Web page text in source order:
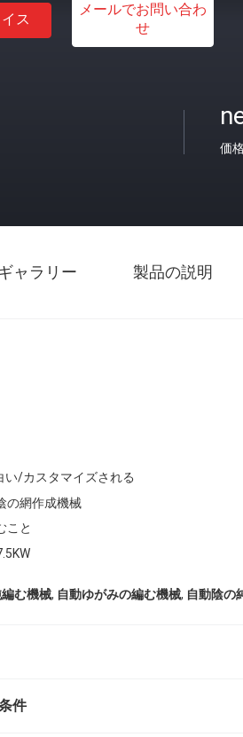
ス
メールでお問い合わ
せ
価
ャラリー 製品の説明
い/カスタマイズされる
の網作成機械
こと
む機械, 自動ゆがみの編む機械, 自動陰の
件